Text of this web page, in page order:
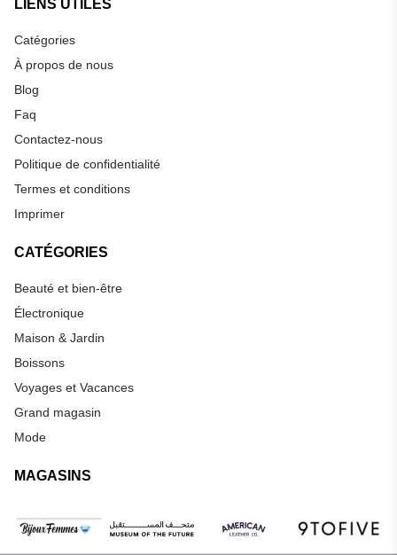
LIENS UTILES
Catégories
À propos de nous
Blog
Faq
Contactez-nous
Politique de confidentialité
Termes et conditions
Imprimer
CATÉGORIES
Beauté et bien-être
Électronique
Maison & Jardin
Boissons
Voyages et Vacances
Grand magasin
Mode
MAGASINS